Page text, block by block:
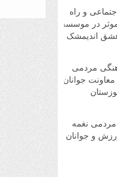
و راه
در موسسه
اندیمشک
مردمی
جوانان
نغمه
و جوانان